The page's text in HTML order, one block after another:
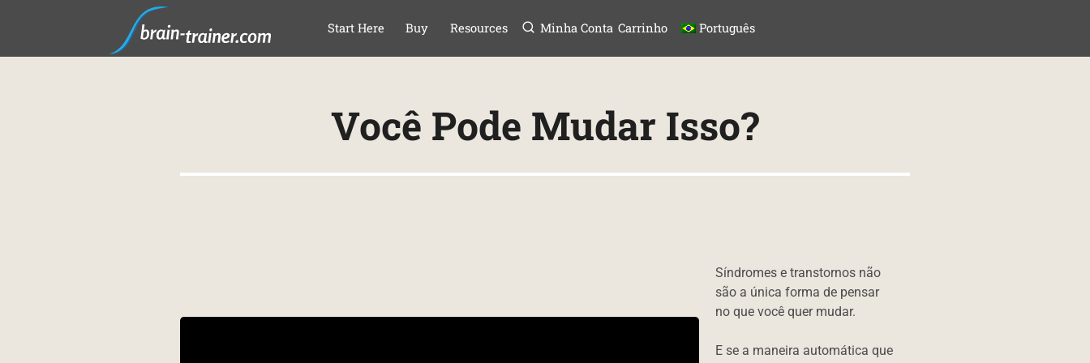
SKIP TO CONTENT
Start Here Buy Resources Minha Conta Carrinho Português
Você Pode Mudar Isso?
Síndromes e transtornos não
são a única forma de pensar
no que você quer mudar.
E se a maneira automática que